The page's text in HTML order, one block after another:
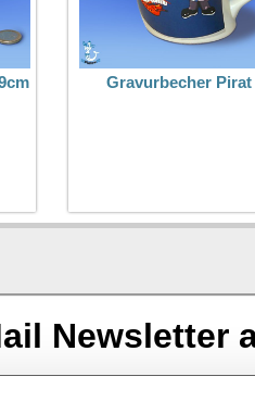
Gravurbecher Pirat
Newsletter